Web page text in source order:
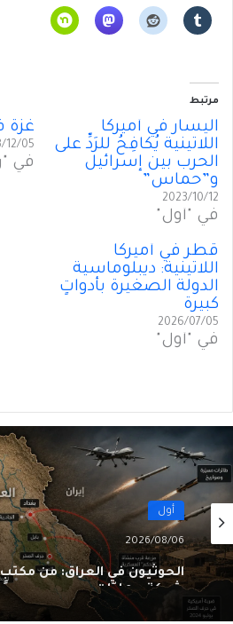
مرتبط
اليسار في أميركا
اللاتينية يُكافِحُ للرَدِّ على
الحرب بين إسرائيل
و”حماس”
2023/10/12
في "أول"
غزَّة
12/05
في
قطر في أميركا
اللاتينية: ديبلوماسية
الدولة الصغيرة بأدواتٍ
كبيرة
2026/07/05
في "أول"
أول
2026/08/06
الحوثيون في العراق: من
شبكةِ عمليّات